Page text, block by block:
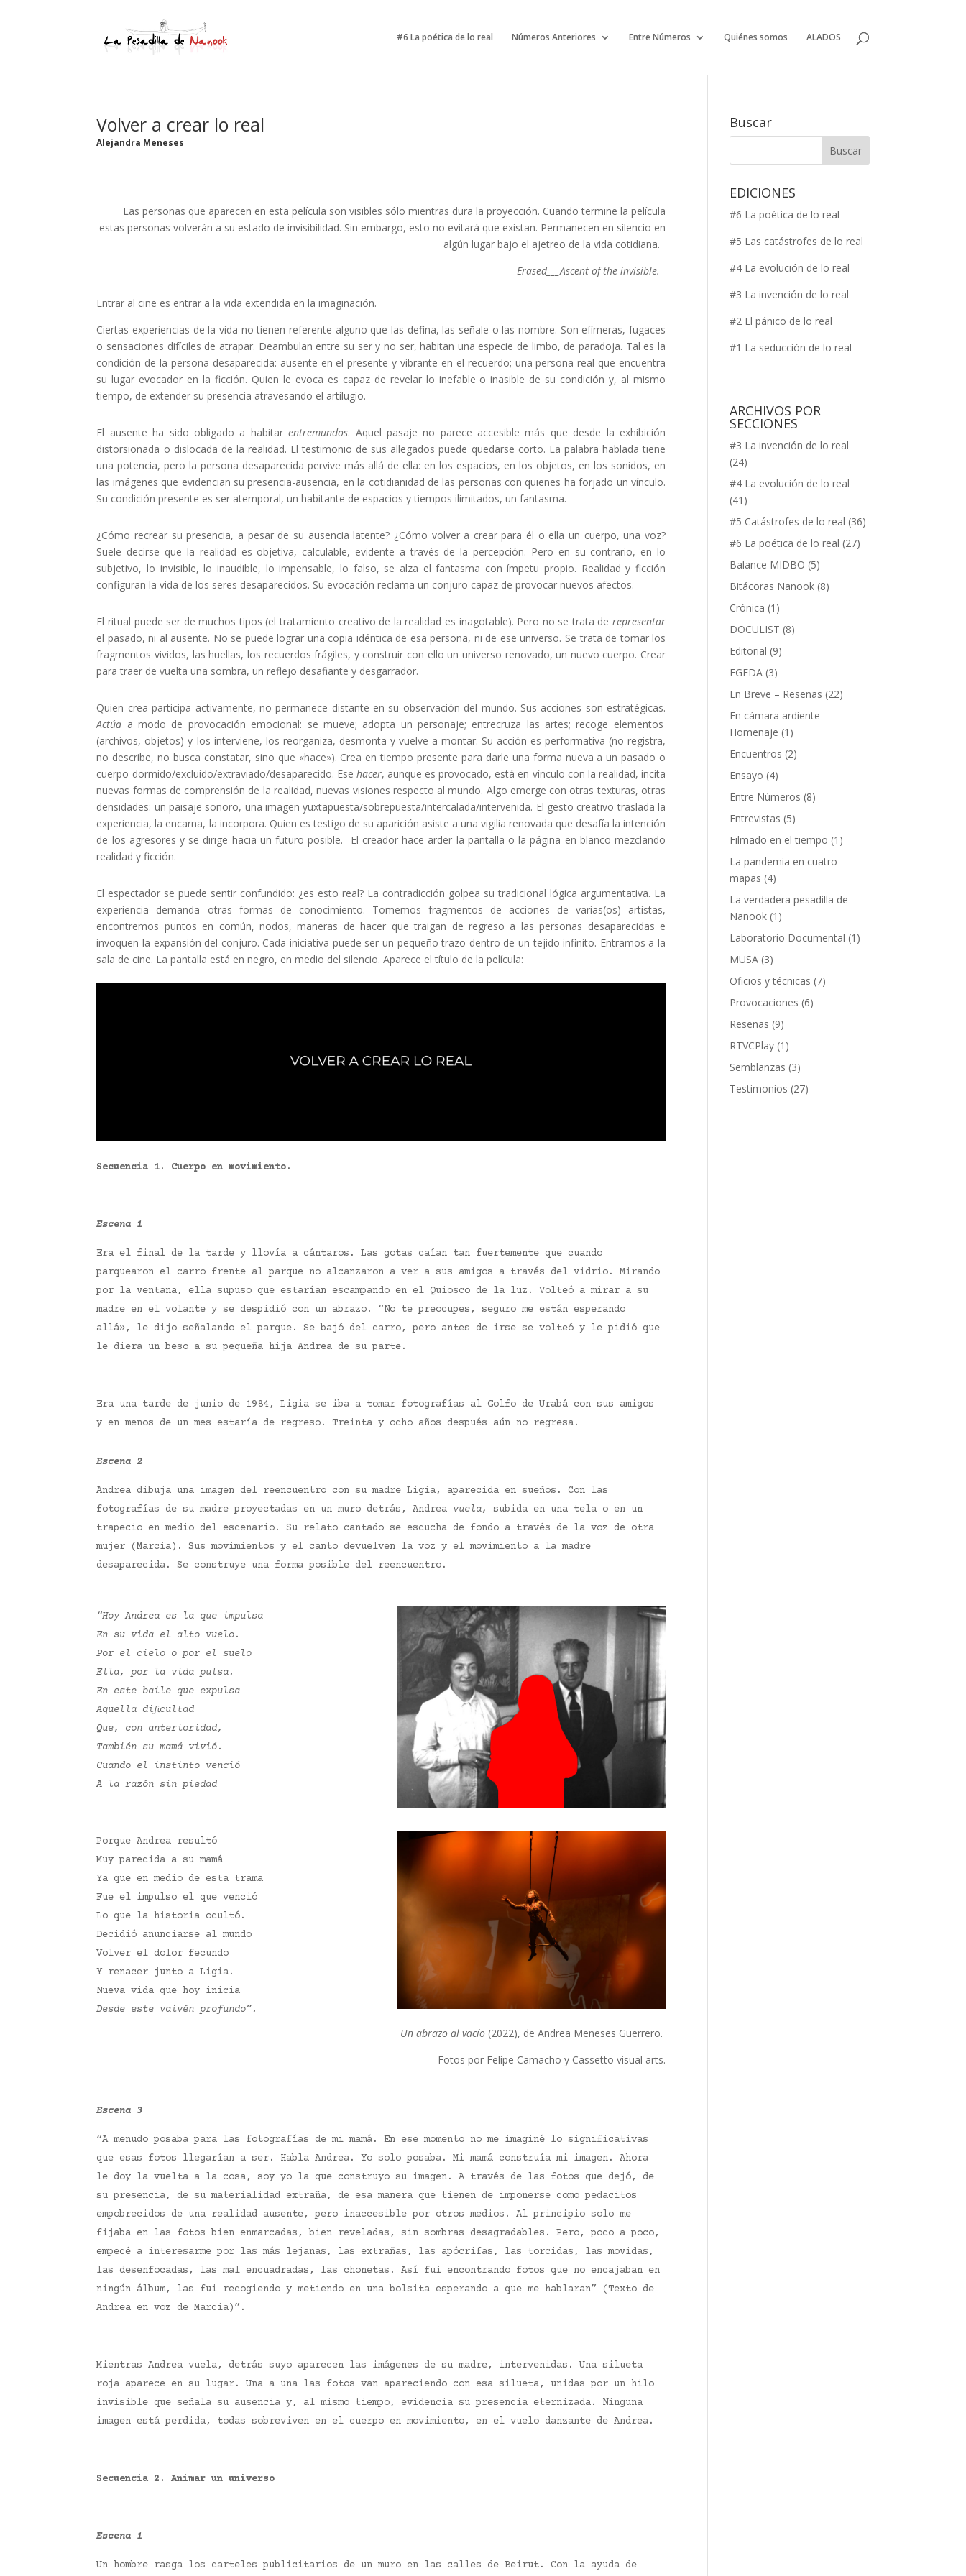
#6 La poética de lo real Números Anteriores Entre Números Quiénes somos ALADOS
Volver a crear lo real
Alejandra Meneses
Las personas que aparecen en esta película son visibles sólo mientras dura la proyección. Cuando termine la película
estas personas volverán a su estado de invisibilidad. Sin embargo, esto no evitará que existan. Permanecen en silencio en
algún lugar bajo el ajetreo de la vida cotidiana.
Erased___Ascent of the invisible.
Entrar al cine es entrar a la vida extendida en la imaginación.
Ciertas experiencias de la vida no tienen referente alguno que las defina, las señale o las nombre. Son efímeras, fugaces
o sensaciones difíciles de atrapar. Deambulan entre su ser y no ser, habitan una especie de limbo, de paradoja. Tal es la
condición de la persona desaparecida: ausente en el presente y vibrante en el recuerdo; una persona real que encuentra
su lugar evocador en la ficción. Quien le evoca es capaz de revelar lo inefable o inasible de su condición y, al mismo
tiempo, de extender su presencia atravesando el artilugio.
El ausente ha sido obligado a habitarentremundos. Aquel pasaje no parece accesible más que desde la exhibición
distorsionada o dislocada de la realidad. El testimonio de sus allegados puede quedarse corto. La palabra hablada tiene
una potencia, pero la persona desaparecida pervive más allá de ella: en los espacios, en los objetos, en los sonidos, en
las imágenes que evidencian su presencia-ausencia, en la cotidianidad de las personas con quienes ha forjado un vínculo.
Su condición presente es ser atemporal, un habitante de espacios y tiempos ilimitados, un fantasma.
¿Cómo recrear su presencia, a pesar de su ausencia latente? ¿Cómo volver a crear para él o ella un cuerpo, una voz?
Suele decirse que la realidad es objetiva, calculable, evidente a través de la percepción. Pero en su contrario, en lo
subjetivo, lo invisible, lo inaudible, lo impensable, lo falso, se alza el fantasma con ímpetu propio. Realidad y ficción
configuran la vida de los seres desaparecidos. Su evocación reclama un conjuro capaz de provocar nuevos afectos.
El ritual puede ser de muchos tipos (el tratamiento creativo de la realidad es inagotable). Pero no se trata derepresentar
el pasado, ni al ausente. No se puede lograr una copia idéntica de esa persona, ni de ese universo. Se trata de tomar los
fragmentos vividos, las huellas, los recuerdos frágiles, y construir con ello un universo renovado, un nuevo cuerpo. Crear
para traer de vuelta una sombra, un reflejo desafiante y desgarrador.
Quien crea participa activamente, no permanece distante en su observación del mundo. Sus acciones son estratégicas.
Actúa a modo de provocación emocional: se mueve; adopta un personaje; entrecruza las artes; recoge elementos
(archivos, objetos) y los interviene, los reorganiza, desmonta y vuelve a montar. Su acción es performativa (no registra,
no describe, no busca constatar, sino que «hace»). Crea en tiempo presente para darle una forma nueva a un pasado o
cuerpo dormido/excluido/extraviado/desaparecido. Ese hacer, aunque es provocado, está en vínculo con la realidad, incita
nuevas formas de comprensión de la realidad, nuevas visiones respecto al mundo. Algo emerge con otras texturas, otras
densidades: un paisaje sonoro, una imagen yuxtapuesta/sobrepuesta/intercalada/intervenida. El gesto creativo traslada la
experiencia, la encarna, la incorpora. Quien es testigo de su aparición asiste a una vigilia renovada que desafía la intención
de los agresores y se dirige hacia un futuro posible. El creador hace arder la pantalla o la página en blanco mezclando
realidad y ficción.
El espectador se puede sentir confundido: ¿es esto real? La contradicción golpea su tradicional lógica argumentativa. La
experiencia demanda otras formas de conocimiento. Tomemos fragmentos de acciones de varias(os) artistas,
encontremos puntos en común, nodos, maneras de hacer que traigan de regreso a las personas desaparecidas e
invoquen la expansión del conjuro. Cada iniciativa puede ser un pequeño trazo dentro de un tejido infinito. Entramos a la
sala de cine. La pantalla está en negro, en medio del silencio. Aparece el título de la película:
Secuencia 1. Cuerpo en movimiento.
Escena 1
Era el final de la tarde y llovía a cántaros. Las gotas caían tan fuertemente que cuando
parquearon el carro frente al parque no alcanzaron a ver a sus amigos a través del vidrio. Mirando
por la ventana, ella supuso que estarían escampando en el Quiosco de la luz. Volteó a mirar a su
madre en el volante y se despidió con un abrazo. “No te preocupes, seguro me están esperando
allá», le dijo señalando el parque. Se bajó del carro, pero antes de irse se volteó y le pidió que
le diera un beso a su pequeña hija Andrea de su parte.
Era una tarde de junio de 1984, Ligia se iba a tomar fotografías al Golfo de Urabá con sus amigos
y en menos de un mes estaría de regreso. Treinta y ocho años después aún no regresa.
Escena 2
Andrea dibuja una imagen del reencuentro con su madre Ligia, aparecida en sueños. Con las
fotografías de su madre proyectadas en un muro detrás, Andrea vuela, subida en una tela o en un
trapecio en medio del escenario. Su relato cantado se escucha de fondo a través de la voz de otra
mujer (Marcia). Sus movimientos y el canto devuelven la voz y el movimiento a la madre
desaparecida. Se construye una forma posible del reencuentro.
“Hoy Andrea es la que impulsa
En su vida el alto vuelo.
Por el cielo o por el suelo
Ella, por la vida pulsa.
En este baile que expulsa
Aquella dificultad
Que, con anterioridad,
También su mamá vivió.
Cuando el instinto venció
A la razón sin piedad
Porque Andrea resultó
Muy parecida a su mamá
Ya que en medio de esta trama
Fue el impulso el que venció
Lo que la historia ocultó.
Decidió anunciarse al mundo
Volver el dolor fecundo
Y renacer junto a Ligia.
Nueva vida que hoy inicia
Desde este vaivén profundo”.
Un abrazo al vacío (2022), de Andrea Meneses Guerrero.
Fotos por Felipe Camacho y Cassetto visual arts.
Escena 3
“A menudo posaba para las fotografías de mi mamá. En ese momento no me imaginé lo significativas
que esas fotos llegarían a ser. Habla Andrea. Yo solo posaba. Mi mamá construía mi imagen. Ahora
le doy la vuelta a la cosa, soy yo la que construyo su imagen. A través de las fotos que dejó, de
su presencia, de su materialidad extraña, de esa manera que tienen de imponerse como pedacitos
empobrecidos de una realidad ausente, pero inaccesible por otros medios. Al principio solo me
fijaba en las fotos bien enmarcadas, bien reveladas, sin sombras desagradables. Pero, poco a poco,
empecé a interesarme por las más lejanas, las extrañas, las apócrifas, las torcidas, las movidas,
las desenfocadas, las mal encuadradas, las chonetas. Así fui encontrando fotos que no encajaban en
ningún álbum, las fui recogiendo y metiendo en una bolsita esperando a que me hablaran” (Texto de
Andrea en voz de Marcia)”.
Mientras Andrea vuela, detrás suyo aparecen las imágenes de su madre, intervenidas. Una silueta
roja aparece en su lugar. Una a una las fotos van apareciendo con esa silueta, unidas por un hilo
invisible que señala su ausencia y, al mismo tiempo, evidencia su presencia eternizada. Ninguna
imagen está perdida, todas sobreviven en el cuerpo en movimiento, en el vuelo danzante de Andrea.
Secuencia 2. Animar un universo
Escena 1
Un hombre rasga los carteles publicitarios de un muro en las calles de Beirut. Con la ayuda de
Buscar
EDICIONES
#6 La poética de lo real
#5 Las catástrofes de lo real
#4 La evolución de lo real
#3 La invención de lo real
#2 El pánico de lo real
#1 La seducción de lo real
ARCHIVOS POR
SECCIONES
#3 La invención de lo real
(24)
#4 La evolución de lo real
(41)
#5 Catástrofes de lo real (36)
#6 La poética de lo real (27)
Balance MIDBO (5)
Bitácoras Nanook (8)
Crónica (1)
DOCULIST (8)
Editorial (9)
EGEDA (3)
En Breve – Reseñas (22)
En cámara ardiente –
Homenaje (1)
Encuentros (2)
Ensayo (4)
Entre Números (8)
Entrevistas (5)
Filmado en el tiempo (1)
La pandemia en cuatro
mapas (4)
La verdadera pesadilla de
Nanook (1)
Laboratorio Documental (1)
MUSA (3)
Oficios y técnicas (7)
Provocaciones (6)
Reseñas (9)
RTVCPlay (1)
Semblanzas (3)
Testimonios (27)